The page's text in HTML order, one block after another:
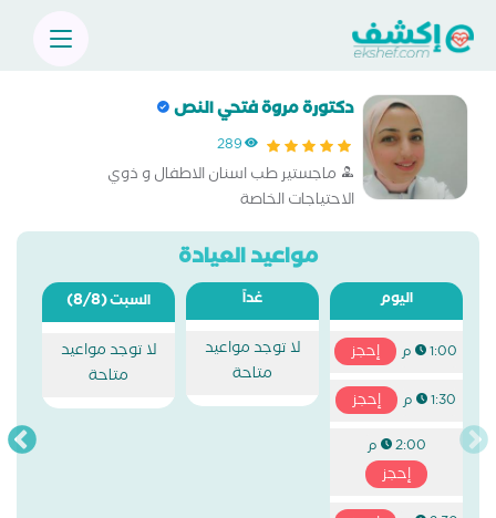
دكتورة مروة فتحي النص
289
ماجستير طب اسنان الاطفال و ذوي
الاحتياجات الخاصة
مواعيد العيادة
اليوم
1:00 م إحجز
1:30 م إحجز
2:00 م
إحجز
غداً
لا توجد مواعيد
متاحة
السبت(8/8)
لا توجد مواعيد
متاحة